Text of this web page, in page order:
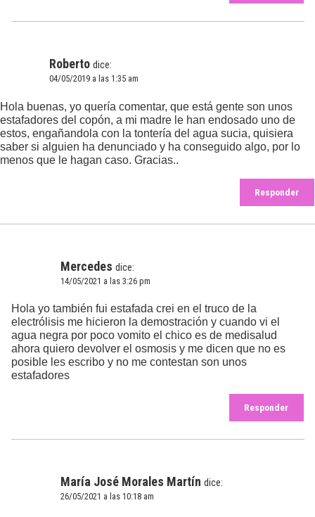
Roberto dice:
04/05/2019 a las 1:35 am
Hola buenas, yo quería comentar, que está gente son unos
estafadores del copón, a mi madre le han endosado uno de
estos, engañandola con la tontería del agua sucia, quisiera
saber si alguien ha denunciado y ha conseguido algo, por lo
menos que le hagan caso. Gracias..
Responder
Mercedes dice:
14/05/2021 a las 3:26 pm
Hola yo también fui estafada crei en el truco de la
electrólisis me hicieron la demostración y cuando vi el
agua negra por poco vomito el chico es de medisalud
ahora quiero devolver el osmosis y me dicen que no es
posible les escribo y no me contestan son unos
estafadores
Responder
María José Morales Martín dice:
26/05/2021 a las 10:18 am